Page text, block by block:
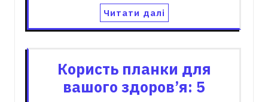
Читати далі
Користь планки для
вашого здоров’я: 5